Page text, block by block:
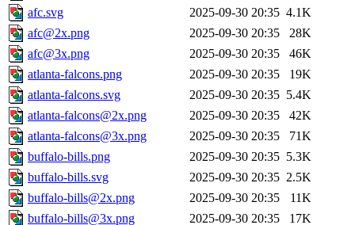
afc.svg
2025-09-30 20:35 4.1K
afc@2x.png
2025-09-30 20:35
28K
afc@3x.png
2025-09-30 20:35
46K
atlanta-falcons.png
2025-09-30 20:35
19K
atlanta-falcons.svg
2025-09-30 20:35 5.4K
atlanta-falcons@2x.png
2025-09-30 20:35
42K
atlanta-falcons@3x.png
2025-09-30 20:35
71K
buffalo-bills.png
2025-09-30 20:35 5.3K
buffalo-bills.svg
2025-09-30 20:35 2.5K
buffalo-bills@2x.png
2025-09-30 20:35
11K
buffalo-bills@3x.png
2025-09-30 20:35 17K